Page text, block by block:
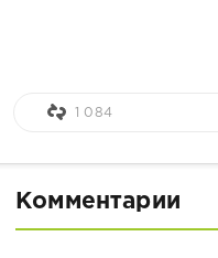
1 084
Комментарии